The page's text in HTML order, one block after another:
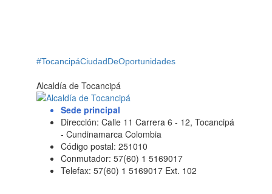
#TocancipáCiudadDeOportunidades
Alcaldía de Tocancipá
Sede principal
Dirección: Calle 11 Carrera 6 - 12, Tocancipá
- Cundinamarca Colombia
Código postal: 251010
Conmutador: 57(60) 1 5169017
Telefax: 57(60) 1 5169017 Ext. 102